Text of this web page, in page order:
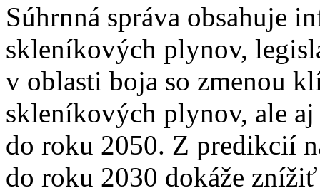
Súhrnná správa obsahuje
skleníkových plynov,
v oblasti boja so zmenou
skleníkových plynov, ale
do roku 2050. Z predikcií
do roku 2030 dokáže